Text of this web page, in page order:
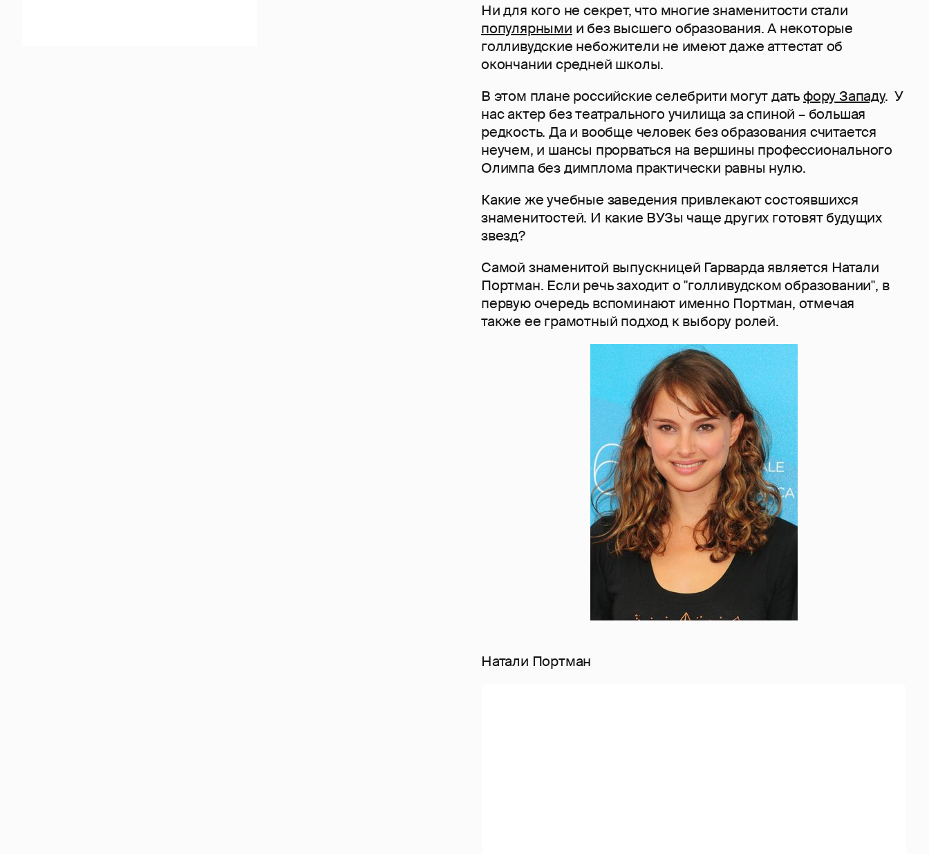
Ни для кого не секрет, что многие знаменитости стали
популярными и без высшего образования. А некоторые
голливудские небожители не имеют даже аттестат об
окончании средней школы.
В этом плане российские селебрити могут датьфору Западу. У
нас актер без театрального училища за спиной – большая
редкость. Да и вообще человек без образования считается
неучем, и шансы прорваться на вершины профессионального
Олимпа без димплома практически равны нулю.
Какие же учебные заведения привлекают состоявшихся
знаменитостей. И какие ВУЗы чаще других готовят будущих
звезд?
Самой знаменитой выпускницей Гарварда является Натали
Портман. Если речь заходит о "голливудском образовании", в
первую очередь вспоминают именно Портман, отмечая
также ее грамотный подход к выбору ролей.
Натали Портман